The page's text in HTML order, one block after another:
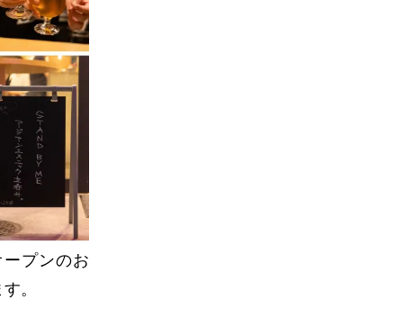
プンのお
。